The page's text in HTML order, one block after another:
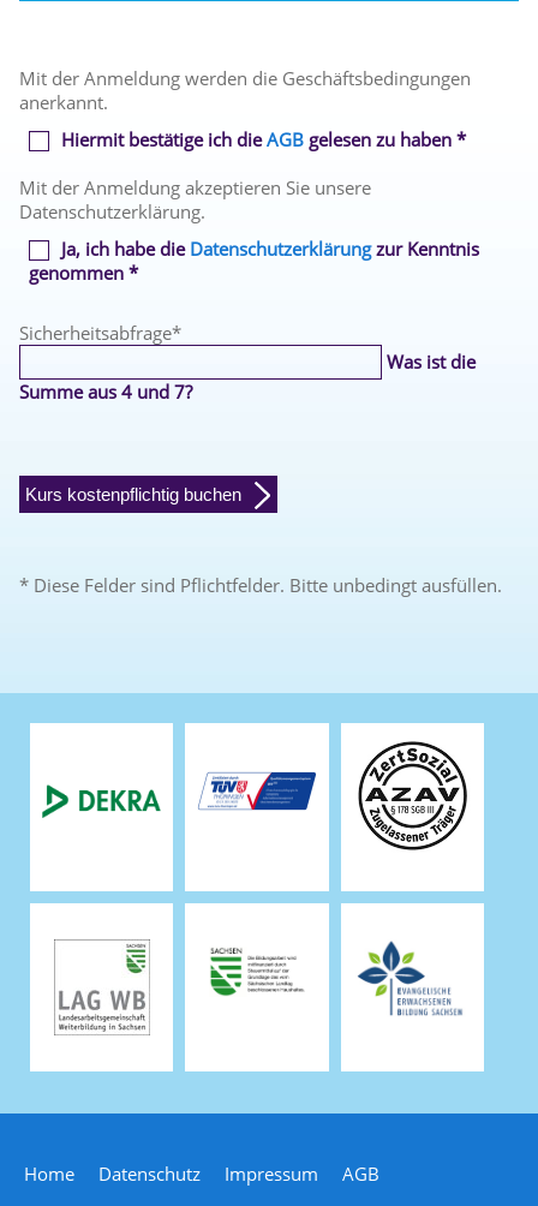
Mit der Anmeldung werden die Geschäftsbedingungen
anerkannt.
Hiermit bestätige ich dieAGB gelesen zu haben *
Mit der Anmeldung akzeptieren Sie unsere
Datenschutzerklärung.
Ja, ich habe die Datenschutzerklärungzur Kenntnis
genommen *
Sicherheitsabfrage*
Was ist die
Summe aus 4 und 7?
Kurs kostenpflichtig buchen
* Diese Felder sind Pflichtfelder. Bitte unbedingt ausfüllen.
Home Datenschutz Impressum AGB